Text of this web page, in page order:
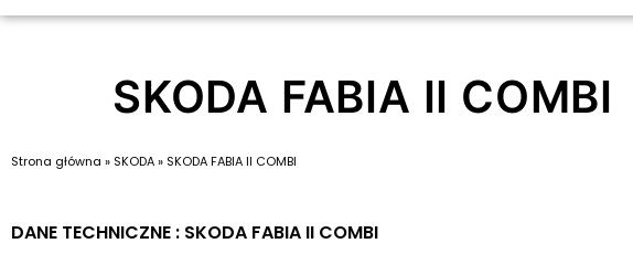
SKODA FABIA II COMBI
Strona główna » SKODA» SKODA FABIA II COMBI
DANE TECHNICZNE : SKODA FABIA II COMBI